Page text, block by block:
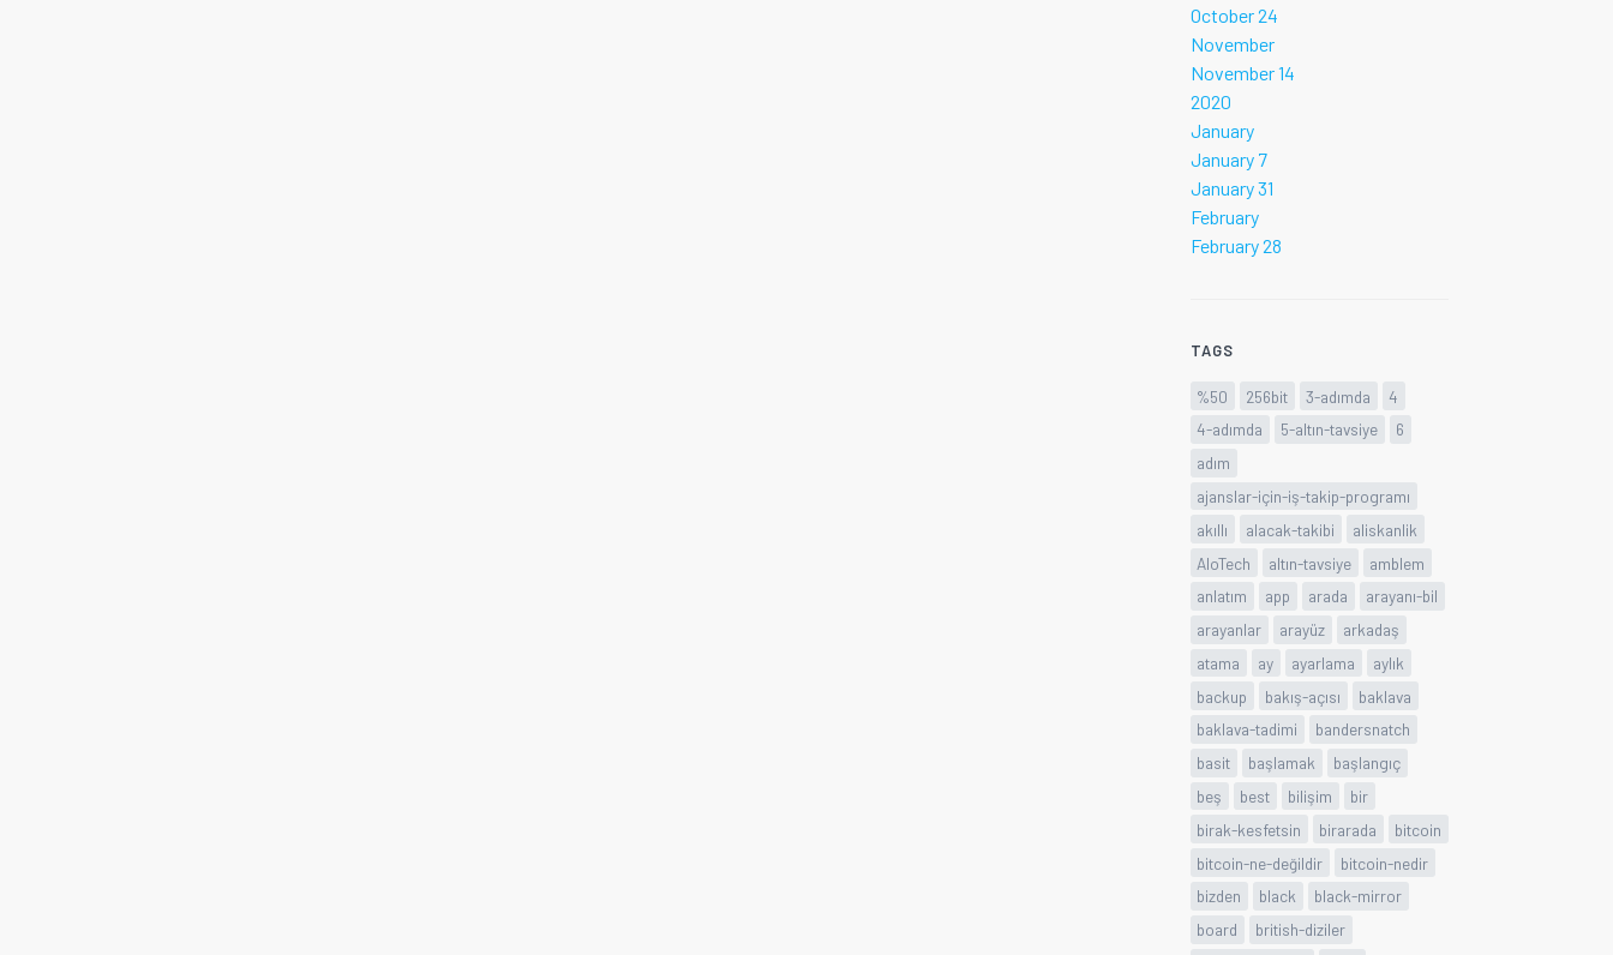
October 24
November
November 14
2020
January
January 7
January 31
February
February 28
TAGS
%50 256bit 3-adımda
4
4-adımda
5-altın-tavsiye
6
adım
ajanslar-için-iş-takip-programı
akıllı
alacak-takibi
aliskanlik
AloTech
altın-tavsiye
amblem
anlatım
app arada
arayanı-bil
arayanlar
arayüz
arkadaş
atama
ay ayarlama
aylık
backup
bakış-açısı
baklava
baklava-tadimi
bandersnatch
basit
başlamak
başlangıç
beş
best bilişim
bir
birak-kesfetsin
birarada
bitcoin
bitcoin-ne-değildir
bitcoin-nedir
bizden
black
black-mirror
board
british-diziler